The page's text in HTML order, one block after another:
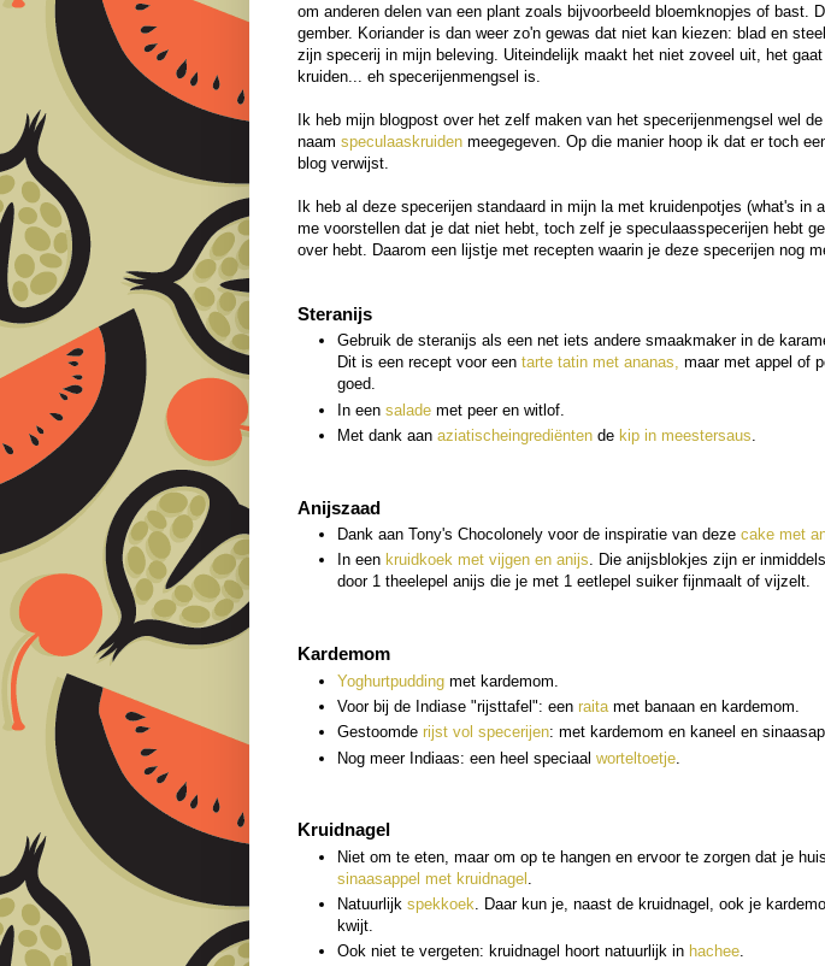
om anderen delen van een plant zoals bijvoorbeeld bloemknopjes of bast.
gember. Koriander is dan weer zo'n gewas dat niet kan kiezen: blad en
zijn specerij in mijn beleving. Uiteindelijk maakt het niet zoveel uit, het
kruiden... eh specerijenmengsel is.
Ik heb mijn blogpost over het zelf maken van het specerijenmengsel wel de
naam speculaaskruiden meegegeven. Op die manier hoop ik dat er toch
blog verwijst.
Ik heb al deze specerijen standaard in mijn la met kruidenpotjes (what's in
me voorstellen dat je dat niet hebt, toch zelf je speculaasspecerijen hebt
over hebt. Daarom een lijstje met recepten waarin je deze specerijen nog
Steranijs
Gebruik de steranijs als een net iets andere smaakmaker in de
Dit is een recept voor een tarte tatin met ananas, maar met appel of
goed.
In een salade met peer en witlof.
Met dank aan aziatischeingrediënten de kip in meestersaus
Anijszaad
Dank aan Tony's Chocolonely voor de inspiratie van deze cake met
In een kruidkoek met vijgen en anijs. Die anijsblokjes zijn er
door 1 theelepel anijs die je met 1 eetlepel suiker fijnmaalt of vijzelt.
Kardemom
Yoghurtpudding met kardemom.
Voor bij de Indiase "rijsttafel": een raita met banaan en kardemom.
Gestoomde rijst vol specerijen: met kardemom en kaneel en
Nog meer Indiaas: een heel speciaal worteltoetje
Kruidnagel
Niet om te eten, maar om op te hangen en ervoor te zorgen dat je
sinaasappel met kruidnagel
Natuurlijk spekkoek . Daar kun je, naast de kruidnagel, ook je
kwijt.
Ook niet te vergeten: kruidnagel hoort natuurlijk in hachee.